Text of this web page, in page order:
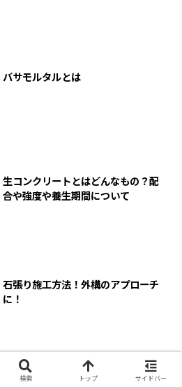
バサモルタルとは
生コンクリートとはどんなもの？配
合や強度や養生期間について
石張り施工方法！外構のアプローチ
に！
検索 トップ サイドバー